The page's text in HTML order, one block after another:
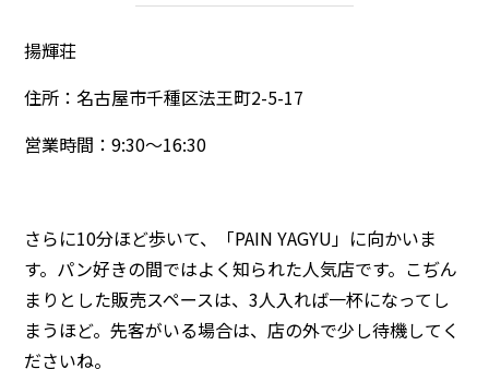
揚輝荘
住所：名古屋市千種区法王町2-5-17
営業時間：9:30～16:30
さらに10分ほど歩いて、「PAIN YAGYU」に向かいま
す。パン好きの間ではよく知られた人気店です。こぢん
まりとした販売スペースは、3人入れば一杯になってし
まうほど。先客がいる場合は、店の外で少し待機してく
ださいね。